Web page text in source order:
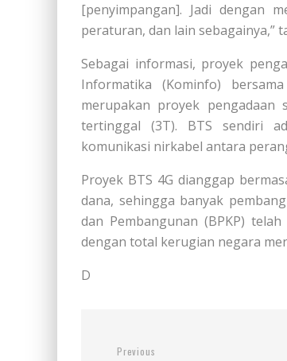
[penyimpangan]. Jadi dengan
peraturan, dan lain sebagainya,”
Sebagai informasi, proyek
Informatika (Kominfo)
merupakan proyek
tertinggal (3T). BTS sendiri
komunikasi nirkabel antara
Proyek BTS 4G dianggap
dana, sehingga banyak
dan Pembangunan (BPKP)
dengan total kerugian negara
D
Previous